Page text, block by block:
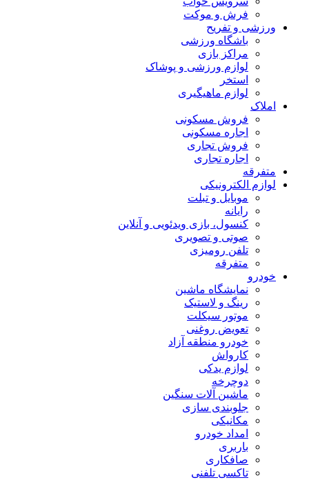
فرش و موکت
ورزشی و تفریح
باشگاه ورزشی
مراکز بازی
لوازم ورزشی و پوشاک
استخر
لوازم ماهیگیری
املاک
فروش مسکونی
اجاره مسکونی
فروش تجاری
اجاره تجاری
متفرقه
لوازم الکترونیکی
موبایل و تبلت
رایانه
کنسول، بازی‌ ویدئویی و آنلاین
صوتی و تصویری
تلفن رومیزی
متفرقه
خودرو
نمایشگاه ماشین
رینگ و لاستیک
موتور سیکلت
تعویض روغنی
خودرو منطقه آزاد
کارواش
لوازم یدکی
دوچرخه
ماشین آلات سنگین
جلوبندی سازی
مکانیکی
امداد خودرو
باربری
صافکاری
تاکسی تلفنی